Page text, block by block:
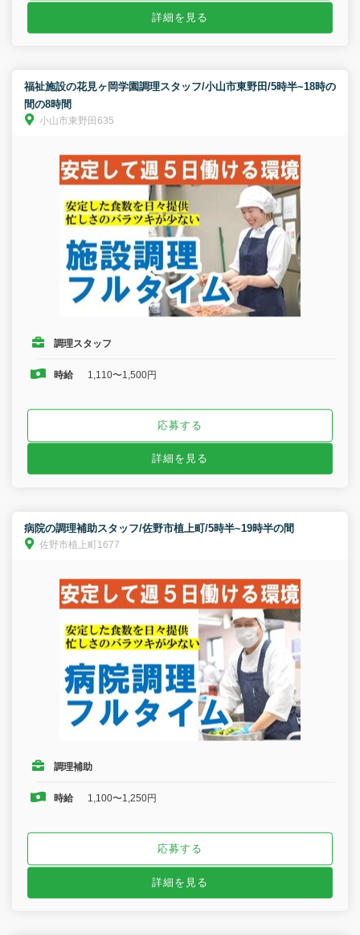
詳細を見る
福祉施設の花見ヶ岡学園調理スタッフ/小山市東野田/5時半~18時の
間の8時間
小山市東野田635
調理スタッフ
時給 1,110〜1,500円
応募する
詳細を見る
病院の調理補助スタッフ/佐野市植上町/5時半~19時半の間
佐野市植上町1677
調理補助
時給 1,100〜1,250円
応募する
詳細を見る